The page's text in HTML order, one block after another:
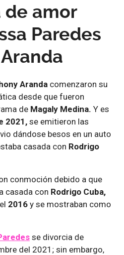
de amor
Paredes
Aranda comenzaron su
desde que fueron
de Magaly Medina. Y es
2021,se emitieron las
dándose besos en un auto
casada con Rodrigo
conmoción debido a que
casada con Rodrigo Cuba,
2016 y se mostraban como
se divorcia de
del 2021; sin embargo,